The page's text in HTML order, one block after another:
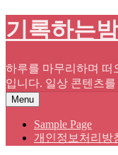
Skip
to
기록하는밤
하루를 마무리하며 떠
입니다. 일상 콘텐츠
Menu
Sample Page
개인정보처리방